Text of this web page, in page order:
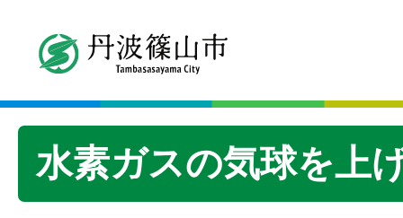
水素ガスの気球を上